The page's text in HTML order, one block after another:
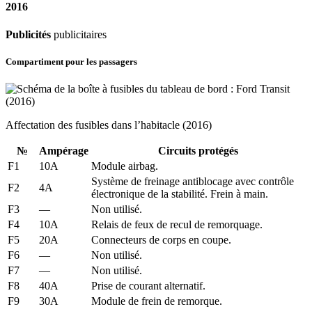
2016
Publicités publicitaires
Compartiment pour les passagers
Affectation des fusibles dans l’habitacle (2016)
№ Ampérage
Circuits protégés
F1
10A
Module airbag.
F2
4A
Système de freinage antiblocage avec contrôle
électronique de la stabilité. Frein à main.
F3
—
Non utilisé.
F4
10A
Relais de feux de recul de remorquage.
F5
20A
Connecteurs de corps en coupe.
F6
—
Non utilisé.
F7
—
Non utilisé.
F8
40A
Prise de courant alternatif.
F9
30A
Module de frein de remorque.